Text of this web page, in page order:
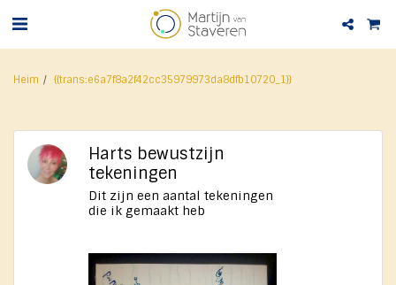
Heim {{trans:e6a7f8a2f42cc35979973da8dfb10720_1}}
Harts bewustzijn
tekeningen
Dit zijn een aantal tekeningen
die ik gemaakt heb